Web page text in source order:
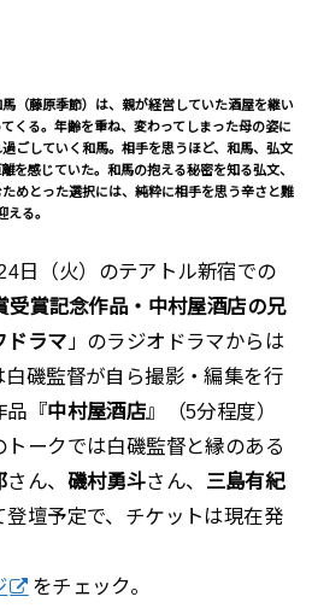
（藤原季節）は、親が経営していた酒屋を継い
くる。年齢を重ね、変わってしまった母の姿に
ごしていく和馬。相手を思うほど、和馬、弘文
を感じていた。和馬の抱える秘密を知る弘文、
めとった選択には、純粋に相手を思う辛さと難
える。
日（火）のテアトル新宿での
受賞記念作品・中村屋酒店の兄
ドラマ 」のラジオドラマからは
白磯監督が自ら撮影・編集を行
品『中村屋酒店』（5分程度）
ークでは白磯監督と縁のある
さん、 磯村勇斗さん、 三島有紀
登壇予定で、チケットは現在発
をチェック。